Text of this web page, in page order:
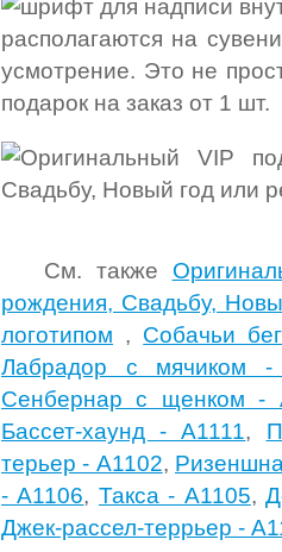
располагаются на
усмотрение. Это не
подарок на заказ от 1 шт.
См. также
рождения, Свадьбу,
логотипом , Собачьи
Лабрадор с мячиком -
Сенбернар с щенком -
Бассет-хаунд - A1111,
терьер - A1102,
- A1106, Такса - A1105,
Джек-рассел-террьер -